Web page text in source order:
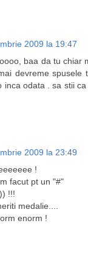
2009 la 19:47
baa da tu chiar
devreme spusele
inca odata . sa stii
2009 la 23:49
!
facut pt un "#"
!!!
medalie....
enorm !